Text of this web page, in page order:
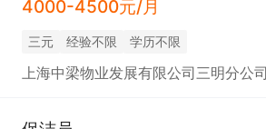
4000-4500元/月
三元 经验不限 学历不限
上海中梁物业发展有限公司三明分公司